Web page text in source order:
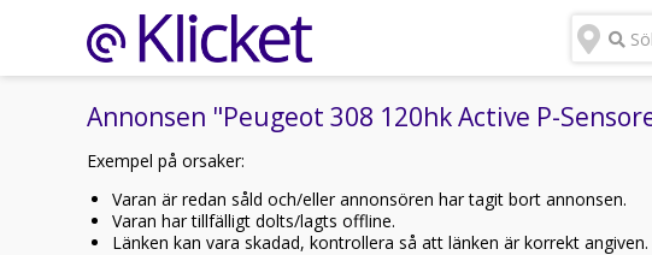
Annonsen "Peugeot 308 120hk Active P-
Exempel på orsaker:
Varan är redan såld och/eller annonsören har tagit bort annonsen.
Varan har tillfälligt dolts/lagts offline.
Länken kan vara skadad, kontrollera så att länken är korrekt